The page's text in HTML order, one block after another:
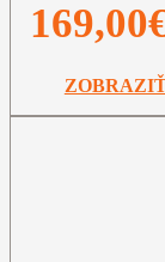
169,00